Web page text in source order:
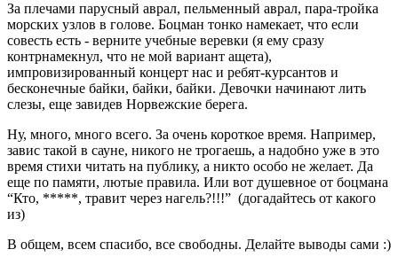
За плечами парусный аврал, пельменный аврал, пара-тройка
морских узлов в голове. Боцман тонко намекает, что если
совесть есть - верните учебные веревки (я ему сразу
контрнамекнул, что не мой вариант ащета),
импровизированный концерт нас и ребят-курсантов и
бесконечные байки, байки, байки. Девочки начинают лить
слезы, еще завидев Норвежские берега.
Ну, много, много всего. За очень короткое время. Например,
завис такой в сауне, никого не трогаешь, а надобно уже в это
время стихи читать на публику, а никто особо не желает. Да
еще по памяти, лютые правила. Или вот душевное от боцмана
“Кто, *****, травит через нагель?!!!” (догадайтесь от какого
из)
В общем, всем спасибо, все свободны. Делайте выводы сами :)